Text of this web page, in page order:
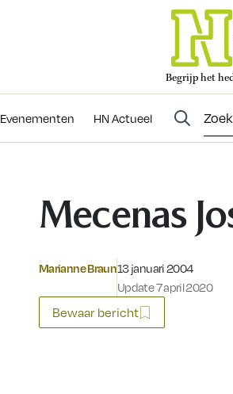
Begrijp het
Evenementen HN Actueel
Evenementen
Mecenas
Marianne BraunGepubliceerd op:
13 januari 2004
Update 7 april 2020
Bewaar bericht